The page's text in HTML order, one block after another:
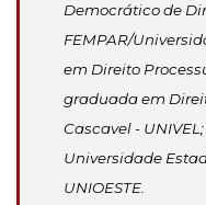
Democrático de
FEMPAR/
em Direito
graduada em
Cascavel -
Universidade
UNIOESTE.